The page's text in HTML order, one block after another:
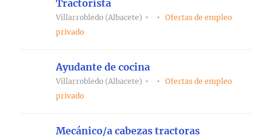
Tractorista
Villarrobledo (Albacete)
Ofertas de empleo
privado
Ayudante de cocina
Villarrobledo (Albacete)
Ofertas de empleo
privado
Mecánico/a cabezas tractoras